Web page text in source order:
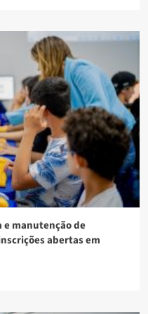
manutenção de
abertas em